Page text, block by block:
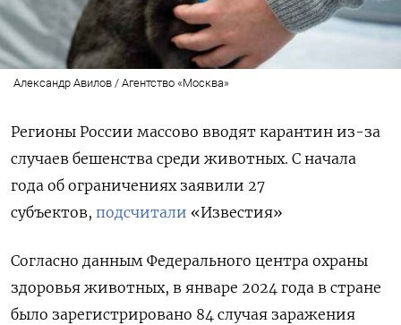
Александр Авилов / Агентство «Москва»
Регионы России массово вводят карантин из-за
случаев бешенства среди животных. С начала
года об ограничениях заявили 27
субъектов, подсчитали «Известия»
Согласно данным Федерального центра охраны
здоровья животных, в январе 2024 года в стране
было зарегистрировано 84 случая заражения